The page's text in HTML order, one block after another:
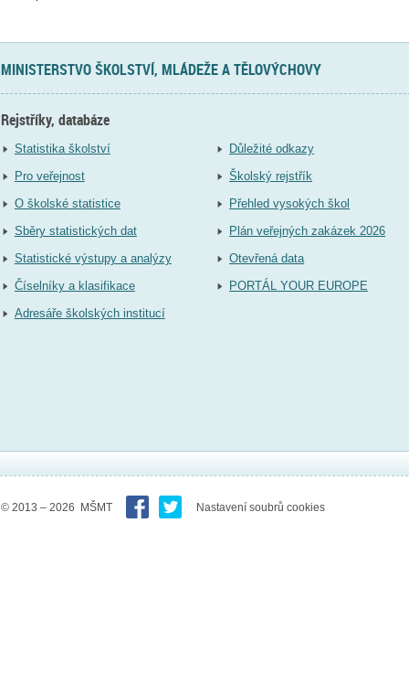
MINISTERSTVO ŠKOLSTVÍ, MLÁDEŽE A TĚLOVÝCHOVY
Rejstříky, databáze
Statistika školství
Pro veřejnost
O školské statistice
Sběry statistických dat
Statistické výstupy a analýzy
Číselníky a klasifikace
Adresáře školských institucí
Důležité odkazy
Školský rejstřík
Přehled vysokých škol
Plán veřejných zakázek 2026
Otevřená data
PORTÁL YOUR EUROPE
© 2013 – 2026 MŠMT Nastavení soubrů cookies